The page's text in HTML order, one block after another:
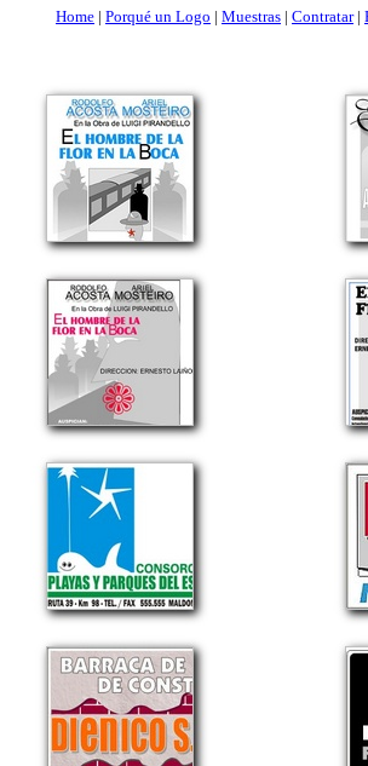
Home | Porqué un Logo | Muestras | Contratar|